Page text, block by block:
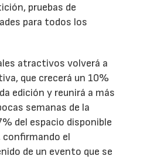
pruebas de
para todos los
atractivos volverá a
que crecerá un 10%
edición y reunirá a más
semanas de la
del espacio disponible
confirmando el
de un evento que se